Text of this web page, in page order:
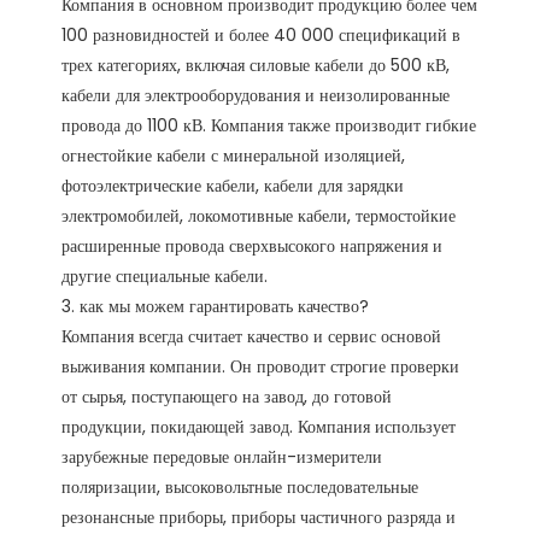
Компания в основном производит продукцию более чем
100 разновидностей и более 40 000 спецификаций в
трех категориях, включая силовые кабели до 500 кВ,
кабели для электрооборудования и неизолированные
провода до 1100 кВ. Компания также производит гибкие
огнестойкие кабели с минеральной изоляцией,
фотоэлектрические кабели, кабели для зарядки
электромобилей, локомотивные кабели, термостойкие
расширенные провода сверхвысокого напряжения и
другие специальные кабели.
3. как мы можем гарантировать качество?
Компания всегда считает качество и сервис основой
выживания компании. Он проводит строгие проверки
от сырья, поступающего на завод, до готовой
продукции, покидающей завод. Компания использует
зарубежные передовые онлайн-измерители
поляризации, высоковольтные последовательные
резонансные приборы, приборы частичного разряда и